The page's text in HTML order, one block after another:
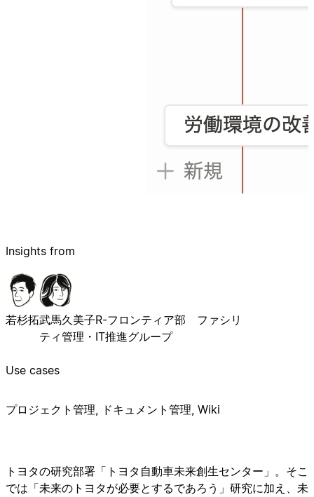
トヨタの研究部署「トヨタ自動車未来創生センター」。そこ
では「未来のトヨタが必要とするであろう」研究に加え、未
Insights from
若杉拓武馬久美子R-フロンティア部 ファシリ
ティ管理・IT推進グループ
Use cases
プロジェクト管理, ドキュメント管理, Wiki